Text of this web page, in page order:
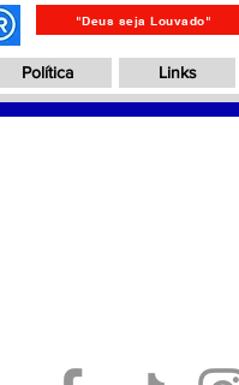
"Deus seja Louvado"
Política Links